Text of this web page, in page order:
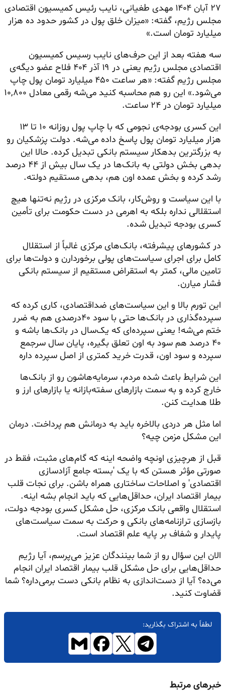
۲۷ آبان ۱۴۰۴ مهدی طغیانی، نایب رئیس کمیسیون اقتصادی
مجلس رژیم، گفته: «میزان خلق پول در کشور حدود ده هزار
میلیارد تومان است.»
سه هفته بعد از این حرف‌های نایب رسیس کمیسیون
اقتصادی مجلس رژیم یعنی در ۱۹ آذر ۴۰۴ فلاح عضو دیگه‌ی
مجلس رژیم گفته: «هر ساعت ۴۵۰ میلیارد تومان پول چاپ
می‌شود.» این رو هم محاسبه کنید می‌شه رقمی معادل ۱۰,۸۰۰
میلیارد تومان در ۲۴ ساعت.
این کسری بودجه‌ی نجومی که با چاپ پول روزانه ۱۰ تا ۱۳
هزار میلیارد تومان پول پاسخ داده می‌شه. دولت پزشکیان رو
به بزرگترین بدهکار سیستم بانکی تبدیل کرده. حالا این
بدهی بخش دولتی به بانک‌ها در یک سال بیش از ۴۴ درصد
رشد کرده و بخش عمده اون هم، بدهی مستقیم دولته.
با این سیاست و روش‌کار، بانک مرکزی در رژیم نه‌تنها هیچ
استقلالی نداره بلکه به اهرمی در دست حکومت برای تأمین
کسری بودجه تبدیل شده.
در کشورهای پیشرفته، بانک‌های مرکزی غالباً از استقلال
کامل برای اجرای سیاست‌های پولی برخوردارن و دولت‌ها برای
تامین مالی، کمتر به استقراض مستقیم از سیستم بانکی
فشار میارن.
این تورم بالا و این سیاست‌های ضداقتصادی، کاری کرده که
سپرده‌گذاری در بانک‌ها حتی با سود ۴۰درصدی هم به ضرر
ختم می‌شه! یعنی سپرده‌ای که یک‌سال در بانک‌ها باشه و
۴۰ درصد هم سود به اون تعلق بگیره، پایان سال سرجمع
سپرده و سود اون، قدرت خرید کمتری از اصل سپرده داره
این شرایط باعث شده مردم، سرمایه‌هاشون رو از بانک‌ها
خارج کرده و به سمت بازارهای سفته‌بازانه یا بازارهای ارز و
طلا هدایت کنن.
اما مثل هر دردی بالاخره باید به درمانش هم پرداخت. درمان
این مشکل مزمن چیه؟
قبل از هرچیزی اونچه واضحه اینه که گام‌های مثبت، فقط در
صورتی مؤثر هستن که با یک 'بسته جامع آزادسازی
اقتصادی' و اصلاحات ساختاری همراه باشن. برای نجات قلب
بیمار اقتصاد ایران، حداقل‌هایی که باید انجام بشه اینه.
استقلال واقعی بانک مرکزی، حل مشکل کسری بودجه دولت،
بازسازی ترازنامه‌های بانکی و حرکت به سمت سیاست‌های
پایدار و شفاف بر پایه علم اقتصاد است.
الان این سؤال رو از شما بینندگان عزیز می‌پرسم، آیا رژیم
حداقل‌هایی برای حل مشکل قلب بیمار اقتصاد ایران انجام
می‌ده؟ آیا از دست‌اندازی به نظام بانکی دست برمی‌داره؟ شما
قضاوت کنید.
لطفاً به اشتراک بگذارید:
خبرهای مرتبط